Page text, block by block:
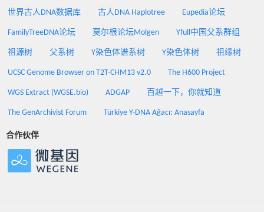
世界古人DNA数据库 古人DNA Haplotree Eupedia论坛
FamilyTreeDNA论坛 莫尔根论坛Molgen Yfull中国父系群组
祖源树 父系树 Y染色体谱系树 Y染色体树 祖缘树
UCSC Genome Browser on T2T-CHM13 v2.0 The H600 Project
WGS Extract (WGSE.bio) ADGAP 百越一下，你就知道
The GenArchivist Forum Türkiye Y-DNA Ağacı: Anasayfa
合作伙伴